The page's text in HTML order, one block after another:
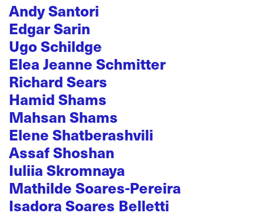
Andy Santori
Edgar Sarin
Ugo Schildge
Elea Jeanne Schmitter
Richard Sears
Hamid Shams
Mahsan Shams
Elene Shatberashvili
Assaf Shoshan
Iuliia Skromnaya
Mathilde Soares-Pereira
Isadora Soares Belletti